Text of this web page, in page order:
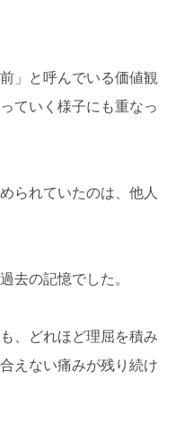
」と呼んでいる価値観
ていく様子にも重なっ
られていたのは、他人
去の記憶でした。
、どれほど理屈を積み
えない痛みが残り続け